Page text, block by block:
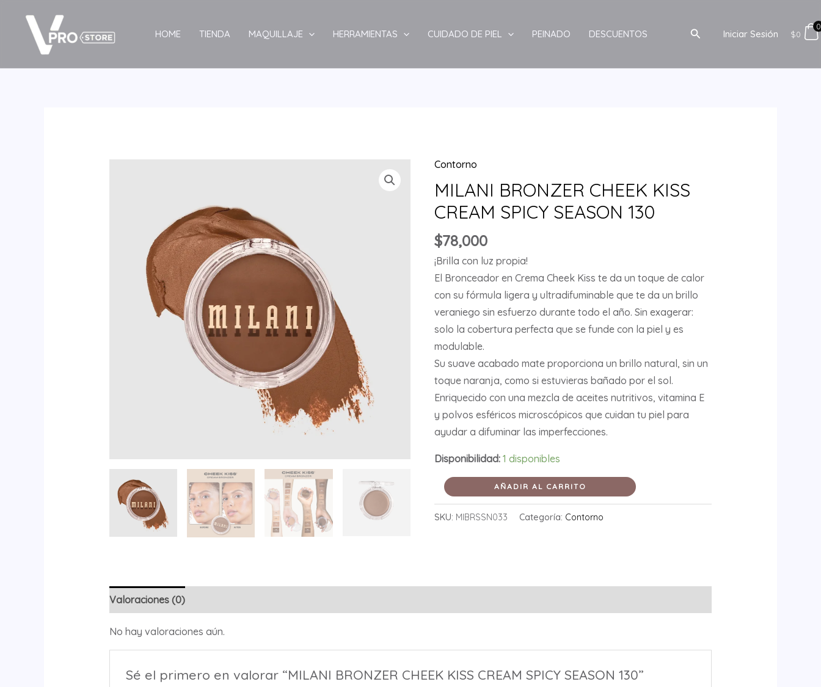
contenido
HOME TIENDA MAQUILLAJE HERRAMIENTAS CUIDADO DE PIEL PEINADO DESCUENTOS BuscarIniciar Sesión $0
0
Contorno
MILANI BRONZER CHEEK KISS
CREAM SPICY SEASON 130
$78,000
¡Brilla con luz propia!
El Bronceador en Crema Cheek Kiss te da un toque de calor
con su fórmula ligera y ultradifuminable que te da un brillo
veraniego sin esfuerzo durante todo el año. Sin exagerar:
solo la cobertura perfecta que se funde con la piel y es
modulable.
Su suave acabado mate proporciona un brillo natural, sin un
toque naranja, como si estuvieras bañado por el sol.
Enriquecido con una mezcla de aceites nutritivos, vitamina E
y polvos esféricos microscópicos que cuidan tu piel para
ayudar a difuminar las imperfecciones.
Disponibilidad: 1 disponibles
MILANI
BRONZER
KISS
CREAM
SEASON
AÑADIR AL CARRITO
SKU: MIBRSSN033 Categoría: Contorno
Valoraciones (0)
No hay valoraciones aún.
Sé el primero en valorar “MILANI BRONZER CHEEK KISS CREAM SPICY SEASON 130”